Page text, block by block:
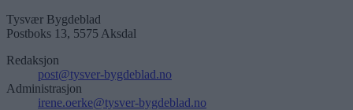
Tysvær Bygdeblad
Postboks 13, 5575 Aksdal
Redaksjon
post@tysver-bygdeblad.no
Administrasjon
irene.oerke@tysver-bygdeblad.no